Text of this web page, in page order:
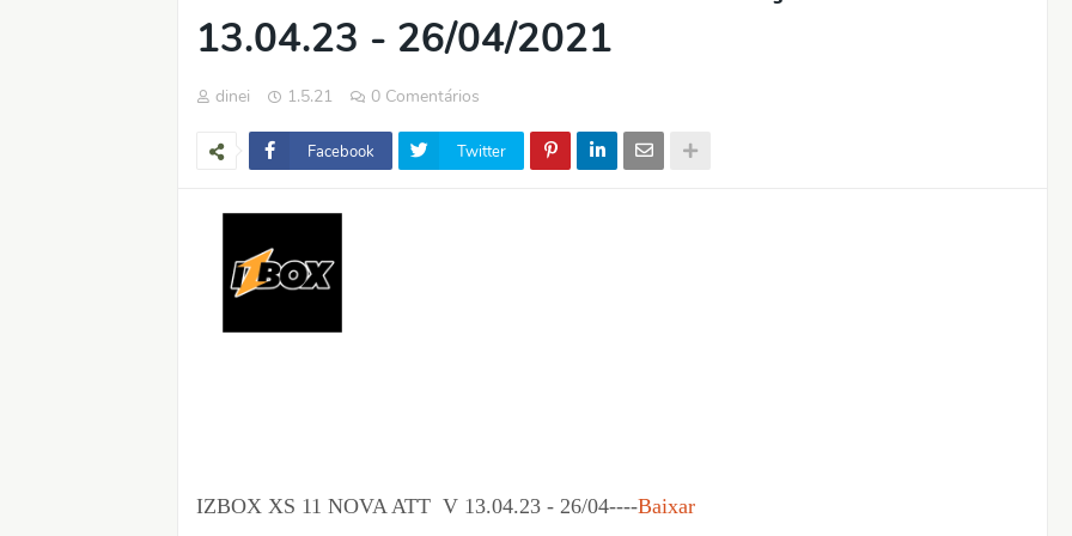
13.04.23 - 26/04/2021
dinei 1.5.21 0 Comentários
Facebook Twitter
IZBOX XS 11 NOVA ATT V 13.04.23 - 26/04----Baixar